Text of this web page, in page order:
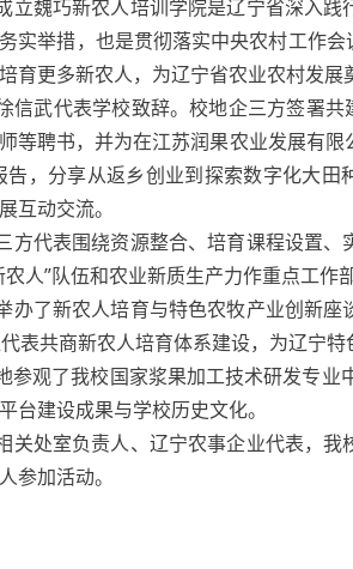
立魏巧新农人培训学院是辽宁省深入
实举措，也是贯彻落实中央农村工作
育更多新农人，为辽宁省农业农村发展
信武代表学校致辞。校地企三方签署
等聘书，并为在江苏润果农业发展有
告，分享从返乡创业到探索数字化大
互动交流。
方代表围绕资源整合、培育课程设置
人”队伍和农业新质生产力作重点工作
办了新农人培育与特色农牧产业创新
表共商新农人培育体系建设，为辽宁
参观了我校国家浆果加工技术研发专
台建设成果与学校历史文化。
关处室负责人、辽宁农事企业代表，
参加活动。